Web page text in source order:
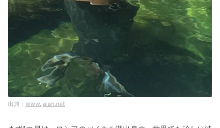
www.jalan.net